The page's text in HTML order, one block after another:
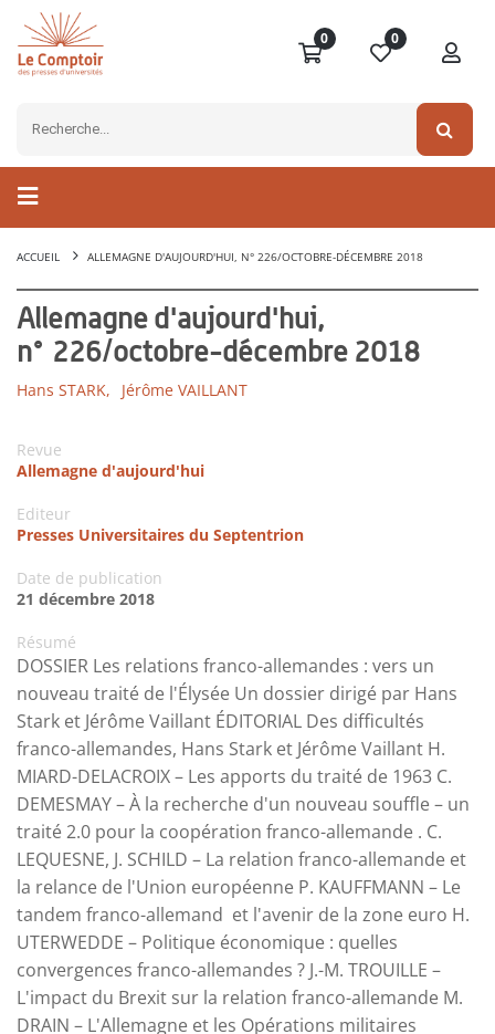
0 0
ACCUEIL ALLEMAGNE D'AUJOURD'HUI, N° 226/OCTOBRE-DÉCEMBRE 2018
Allemagne d'aujourd'hui,
n° 226/octobre-décembre 2018
Hans STARK, Jérôme VAILLANT
Revue
Allemagne d'aujourd'hui
Editeur
Presses Universitaires du Septentrion
Date de publication
21 décembre 2018
Résumé
DOSSIER Les relations franco-allemandes : vers un
nouveau traité de l'Élysée Un dossier dirigé par Hans
Stark et Jérôme Vaillant ÉDITORIAL Des difficultés
franco-allemandes, Hans Stark et Jérôme Vaillant H.
MIARD-DELACROIX – Les apports du traité de 1963 C.
DEMESMAY – À la recherche d'un nouveau souffle – un
traité 2.0 pour la coopération franco-allemande . C.
LEQUESNE, J. SCHILD – La relation franco-allemande et
la relance de l'Union européenne P. KAUFFMANN – Le
tandem franco-allemand et l'avenir de la zone euro H.
UTERWEDDE – Politique économique : quelles
convergences franco-allemandes ? J.-M. TROUILLE –
L'impact du Brexit sur la relation franco-allemande M.
DRAIN – L'Allemagne et les Opérations militaires